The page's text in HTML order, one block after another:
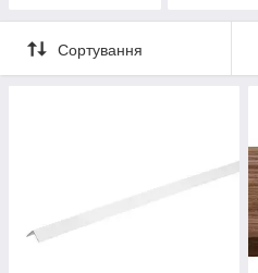
Сортування